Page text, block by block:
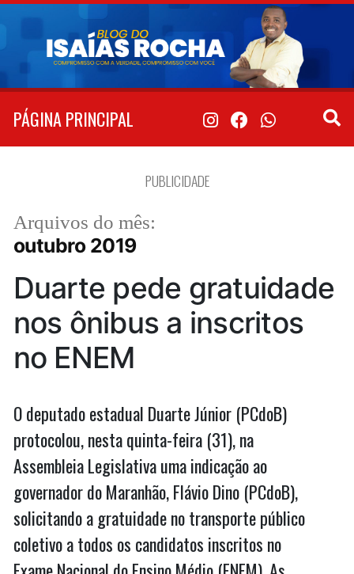
Pular
conteúdo
PÁGINA PRINCIPAL
PUBLICIDADE
Arquivos do mês:
outubro 2019
Duarte pede gratuidade
nos ônibus a inscritos
no ENEM
O deputado estadual Duarte Júnior (PCdoB)
protocolou, nesta quinta-feira (31), na
Assembleia Legislativa uma indicação ao
governador do Maranhão, Flávio Dino (PCdoB),
solicitando a gratuidade no transporte público
coletivo a todos os candidatos inscritos no